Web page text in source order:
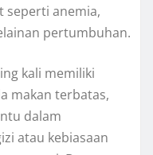
seperti anemia,
pertumbuhan.
kali memiliki
makan terbatas,
dalam
atau kebiasaan